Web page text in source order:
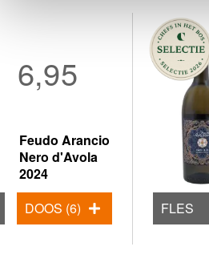
Feudo Arancio
Nero d'Avola
2024
6,95
DOOS (6) FLES